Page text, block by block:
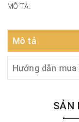
MÔ TẢ:
Mô tả
Hướng dẫn mua
SẢN